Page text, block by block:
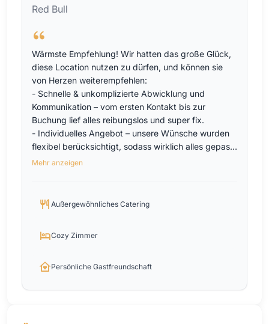
Red Bull
Wärmste Empfehlung! Wir hatten das große Glück,
diese Location nutzen zu dürfen, und können sie
von Herzen weiterempfehlen:
- Schnelle & unkomplizierte Abwicklung und
Kommunikation – vom ersten Kontakt bis zur
Buchung lief alles reibungslos und super fix.
- Individuelles Angebot – unsere Wünsche wurden
flexibel berücksichtigt, sodass wirklich alles gepasst
hat.
Fragen gab.
- Gemütliche Atmosphäre – die Location selbst ist
- Herzliche Gastfreundschaft – man spürt sofort,
Werk sind.
was wir brauchten.
Mehr anzeigen
Außergewöhnliches Catering
Cozy Zimmer
Persönliche Gastfreundschaft